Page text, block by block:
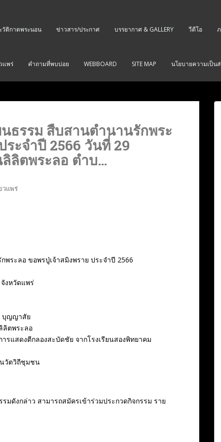
วัติกาดพระนอน ข่าวสาร/ประกาศ บรรยากาศ & GALLERY วีดีโอ
แพร่ คำถามที่พบบ่อย WEBBOARD SITE MAP นโยบายความเป็น
ธรรม สืบสานตำนานรักพระ
ระจำปี 2566 วันที่ 29
ลิตพระลอ ตำบ…
วแพร่
ระลอ ขอพรปู่เจ้าสมิงพราย ประจำปี 2566
งหวัดแพร่
บุญญาสัย
ลิตพระลอ
รแสดงตีกลองสะบัดชัย จากโรงเรียนสองพิทยาคม
วัตวิถีชุมชน
ดังกล่าว สามารถสมัครเข้าร่วมประกวดกิจกรรม ราย